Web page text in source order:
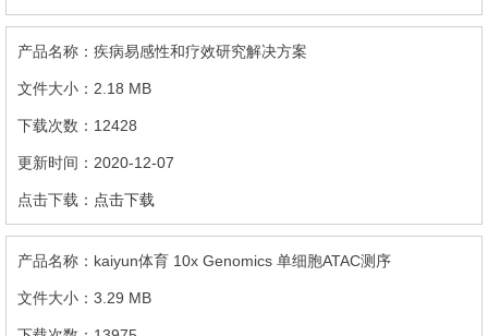
疾病易感性和疗效研究解决方案
2.18 MB
12428
2020-12-07
点击下载
kaiyun体育 10x Genomics 单细胞ATAC测序
3.29 MB